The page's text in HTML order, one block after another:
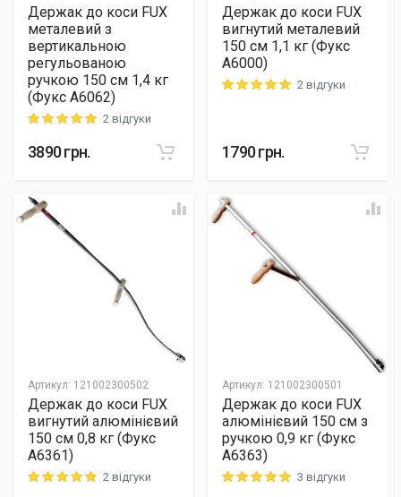
Держак до коси FUX
металевий з
вертикальною
регульованою
ручкою 150 см 1,4 кг
(Фукс A6062)
Rating: 5 out of 52 відгуки
3890грн.
Держак до коси FUX
вигнутий металевий
150 см 1,1 кг (Фукс
A6000)
Rating: 5 out of 52 відгуки
1790грн.
Артикул: 121002300502
Держак до коси FUX
вигнутий алюмінієвий
150 см 0,8 кг (Фукс
A6361)
Rating: 5 out of 52 відгуки
Артикул: 121002300501
Держак до коси FUX
алюмінієвий 150 см з
ручкою 0,9 кг (Фукс
A6363)
Rating: 5 out of 53 відгуки